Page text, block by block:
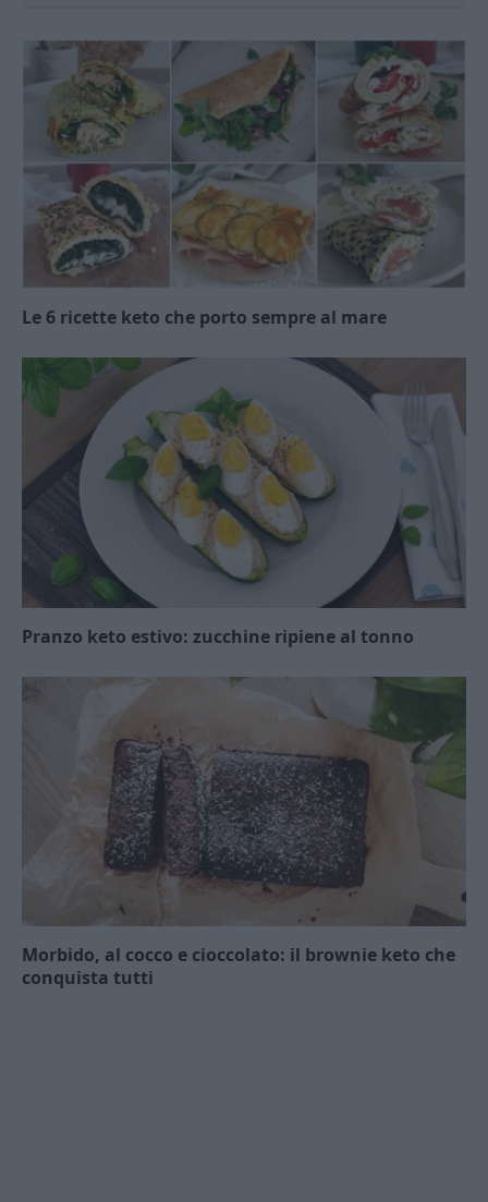
Le 6 ricette keto che porto sempre al mare
Pranzo keto estivo: zucchine ripiene al tonno
Morbido, al cocco e cioccolato: il brownie keto che
conquista tutti